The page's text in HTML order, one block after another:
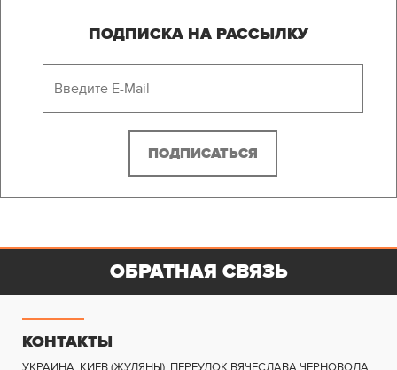
ПОЛИГОН "ШИРОКИЙ ЛАН"
ПОДПИСКА НА РАССЫЛКУ
КОНТАКТЫ
ОБРАТНАЯ СВЯЗЬ